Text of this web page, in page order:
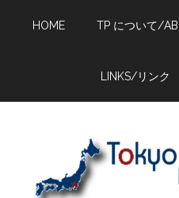
HOME TP について/
LINKS/リンク